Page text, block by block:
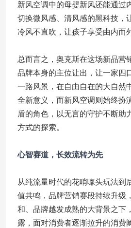
新风空调中的母婴新风还能通过
切换微风感、清风感的黑科技，
冷风不直吹，让孩子享受由内而
总而言之，奥克斯在这场新品营
品牌本身的主位让出，让一家四
一路风景，在自由自在的大自然
全新意义，而新风空调则始终扮
盾的角色，以无言的守护不断助
方式的探索。
心智赛道，长效流转为先
从纯流量时代的花哨噱头玩法到
值共鸣，品牌营销赛段持续升级
和、品牌越发成熟的大背景之下
露，面对消费者逐渐拉升的消费